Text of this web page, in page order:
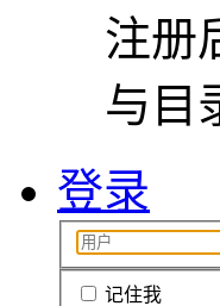
注册
与目
登录
记住我